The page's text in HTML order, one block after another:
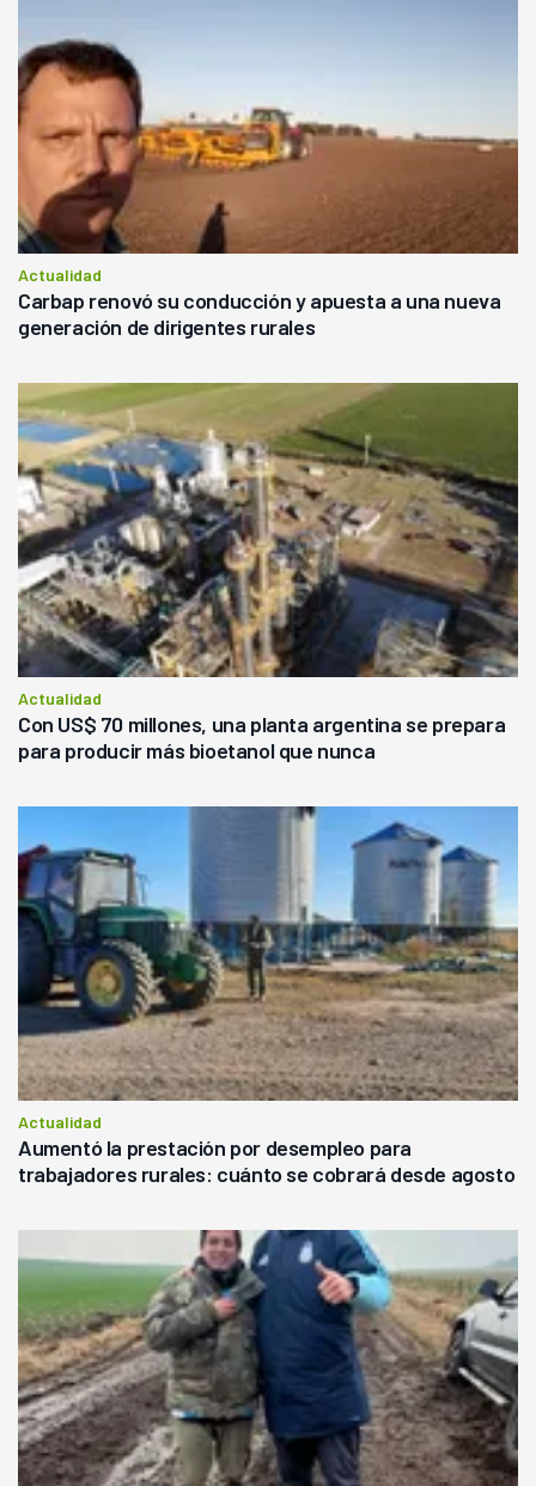
Actualidad
Carbap renovó su conducción y apuesta a una nueva
generación de dirigentes rurales
Actualidad
Con US$ 70 millones, una planta argentina se prepara
para producir más bioetanol que nunca
Actualidad
Aumentó la prestación por desempleo para
trabajadores rurales: cuánto se cobrará desde agosto